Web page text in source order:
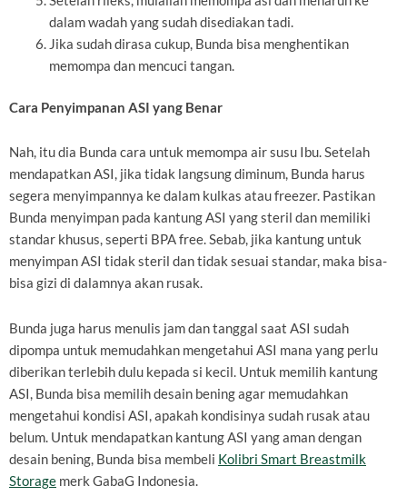
dalam wadah yang sudah disediakan tadi.
Jika sudah dirasa cukup, Bunda bisa menghentikan
memompa dan mencuci tangan.
Cara Penyimpanan ASI yang Benar
Nah, itu dia Bunda cara untuk memompa air susu Ibu. Setelah
mendapatkan ASI, jika tidak langsung diminum, Bunda harus
segera menyimpannya ke dalam kulkas atau freezer. Pastikan
Bunda menyimpan pada kantung ASI yang steril dan memiliki
standar khusus, seperti BPA free. Sebab, jika kantung untuk
menyimpan ASI tidak steril dan tidak sesuai standar, maka bisa-
bisa gizi di dalamnya akan rusak.
Bunda juga harus menulis jam dan tanggal saat ASI sudah
dipompa untuk memudahkan mengetahui ASI mana yang perlu
diberikan terlebih dulu kepada si kecil. Untuk memilih kantung
ASI, Bunda bisa memilih desain bening agar memudahkan
mengetahui kondisi ASI, apakah kondisinya sudah rusak atau
belum. Untuk mendapatkan kantung ASI yang aman dengan
desain bening, Bunda bisa membeli Kolibri Smart Breastmilk
Storage merk GabaG Indonesia.